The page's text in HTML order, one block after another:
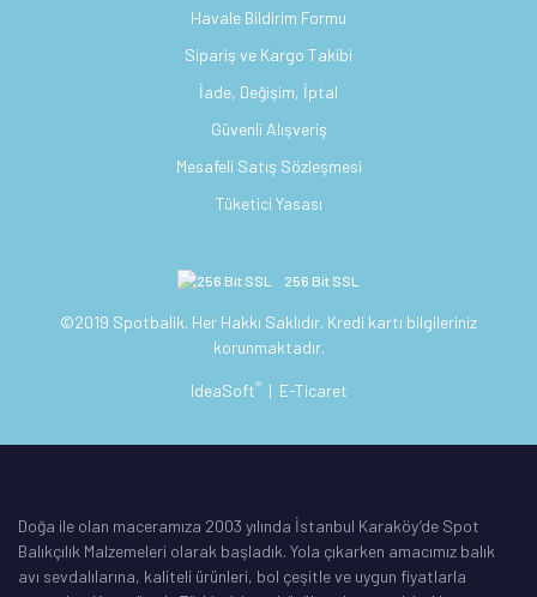
Havale Bildirim Formu
Sipariş ve Kargo Takibi
İade, Değişim, İptal
Güvenli Alışveriş
Mesafeli Satış Sözleşmesi
Tüketici Yasası
256 Bit SSL
©2019 Spotbalik. Her Hakkı Saklıdır. Kredi kartı bilgileriniz
korunmaktadır.
IdeaSoft® | E-Ticaret
Doğa ile olan maceramıza 2003 yılında İstanbul Karaköy’de Spot
Balıkçılık Malzemeleri olarak başladık. Yola çıkarken amacımız balık
avı sevdalılarına, kaliteli ürünleri, bol çeşitle ve uygun fiyatlarla